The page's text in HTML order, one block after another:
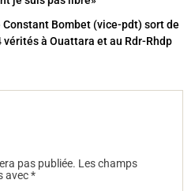
Constant Bombet (vice-pdt) sort de
vérités à Ouattara et au Rdr-Rhdp
pas publiée. Les champs
avec*